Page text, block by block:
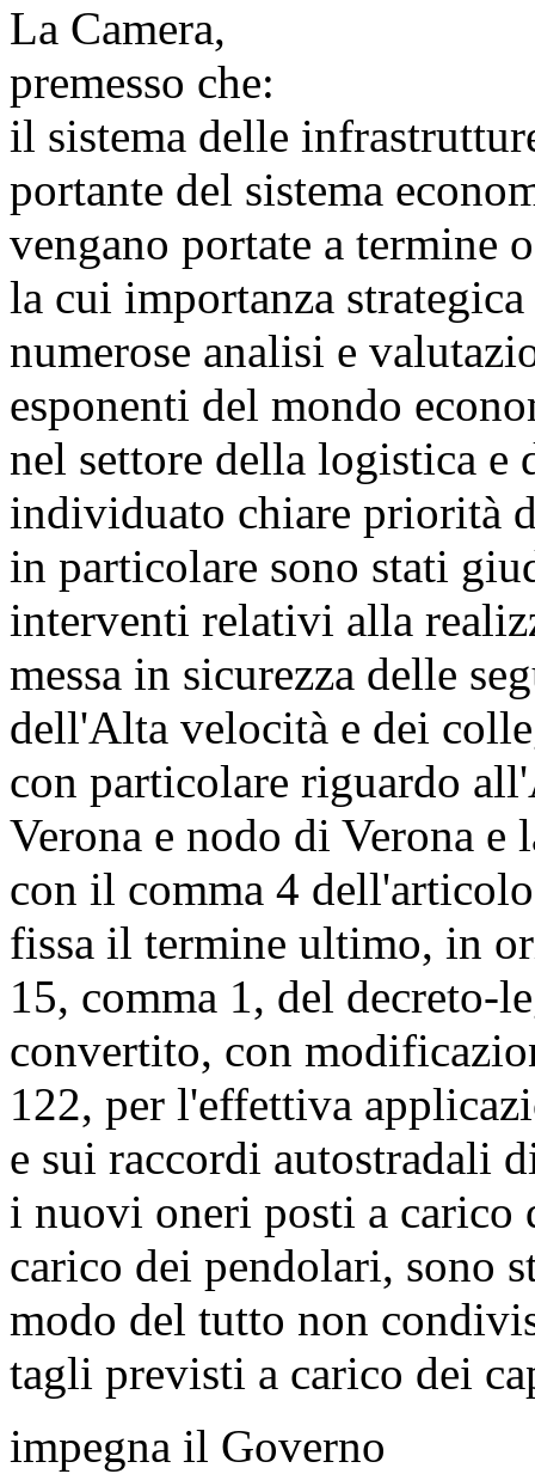
La Camera,
premesso che:
il sistema delle
portante del sistema
vengano portate a termine
la cui importanza
numerose analisi e
esponenti del mondo
nel settore della logistica e
individuato chiare priorità
in particolare sono stati
interventi relativi alla
messa in sicurezza delle
dell'Alta velocità e dei
con particolare riguardo
Verona e nodo di Verona e
con il comma 4
fissa il termine ultimo, in
15, comma 1, del decreto-
convertito, con
122, per l'effettiva
e sui raccordi autostradali
i nuovi oneri posti a carico
carico dei pendolari, sono
modo del tutto non
tagli previsti a carico dei
impegna il Governo